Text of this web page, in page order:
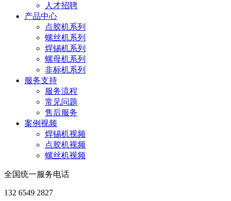
人才招聘
产品中心
点胶机系列
螺丝机系列
焊锡机系列
螺母机系列
非标机系列
服务支持
服务流程
常见问题
售后服务
案例视频
焊锡机视频
点胶机视频
螺丝机视频
全国统一服务电话
132 6549 2827